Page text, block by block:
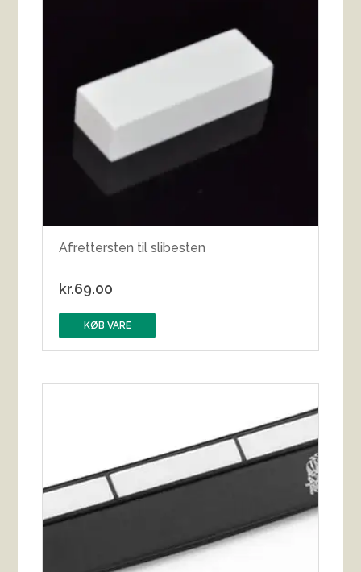
Afrettersten til slibesten
kr.69.00
KØB VARE